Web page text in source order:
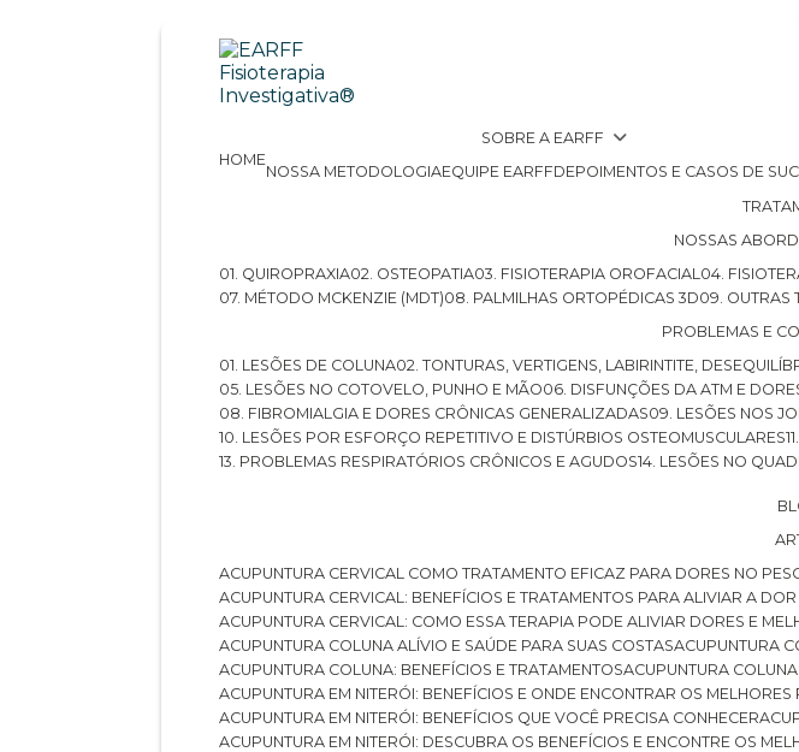
HOME
SOBRE A EARFF
NOSSA METODOLOGIA EQUIPE EARFF DEPOIMENTOS E CASOS DE
NOSSAS
01. QUIROPRAXIA
02. OSTEOPATIA 03. FISIOTERAPIA OROFACIAL 04.
07. MÉTODO MCKENZIE (MDT)
08. PALMILHAS ORTOPÉDICAS 3D
09.
PROBLEMAS E
01. LESÕES DE COLUNA
02. TONTURAS, VERTIGENS, LABIRINTITE,
05. LESÕES NO COTOVELO, PUNHO E MÃO
06. DISFUNÇÕES DA ATM E
08. FIBROMIALGIA E DORES CRÔNICAS GENERALIZADAS
09. LESÕES NOS
10. LESÕES POR ESFORÇO REPETITIVO E DISTÚRBIOS OSTEOMUSCULARES
13. PROBLEMAS RESPIRATÓRIOS CRÔNICOS E AGUDOS 14. LESÕES NO
ACUPUNTURA CERVICAL COMO TRATAMENTO EFICAZ PARA DORES NO
ACUPUNTURA CERVICAL: BENEFÍCIOS E TRATAMENTOS PARA ALIVIAR A
ACUPUNTURA CERVICAL: COMO ESSA TERAPIA PODE ALIVIAR DORES E
ACUPUNTURA COLUNA ALÍVIO E SAÚDE PARA SUAS COSTAS
ACUPUNTURA
ACUPUNTURA COLUNA: BENEFÍCIOS E TRATAMENTOS
ACUPUNTURA
ACUPUNTURA EM NITERÓI: BENEFÍCIOS E ONDE ENCONTRAR OS
ACUPUNTURA EM NITERÓI: BENEFÍCIOS QUE VOCÊ PRECISA CONHECER
ACUPUNTURA EM NITERÓI: DESCUBRA OS BENEFÍCIOS E ENCONTRE OS